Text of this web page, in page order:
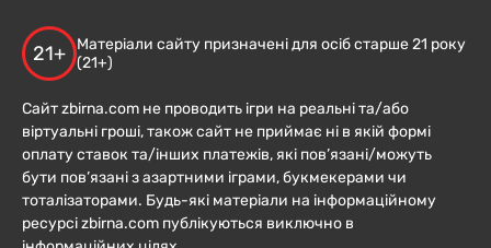
21+
Матеріали сайту призначені для осіб старше 21 року
(21+)
Сайт zbirna.com не проводить ігри на реальні та/або
віртуальні гроші, також сайт не приймає ні в якій формі
оплату ставок та/інших платежів, які пов’язані/можуть
бути пов’язані з азартними іграми, букмекерами чи
тоталізаторами. Будь-які матеріали на інформаційному
ресурсі zbirna.com публікуються виключно в